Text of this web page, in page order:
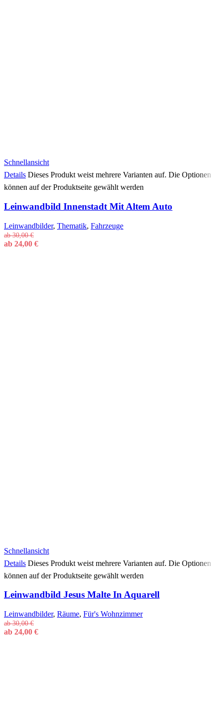
Schnellansicht
Details Dieses Produkt weist mehrere Varianten auf. Die Optionen
können auf der Produktseite gewählt werden
Leinwandbild Innenstadt Mit Altem Auto
Leinwandbilder, Thematik, Fahrzeuge
ab30,00€
ab 24,00 €
Schnellansicht
Details Dieses Produkt weist mehrere Varianten auf. Die Optionen
können auf der Produktseite gewählt werden
Leinwandbild Jesus Malte In Aquarell
Leinwandbilder, Räume, Für's Wohnzimmer
ab30,00€
ab 24,00 €